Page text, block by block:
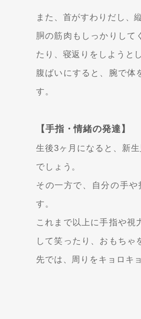
また、首がすわりだし、
胴の筋肉もしっかりして
たり、寝返りをしようと
腹ばいにすると、腕で体
す。
【手指・情緒の発達】
生後3ヶ月になると、新
でしょう。
その一方で、自分の手
す。
これまで以上に手指や視
して笑ったり、おもちゃ
先では、周りをキョロキ